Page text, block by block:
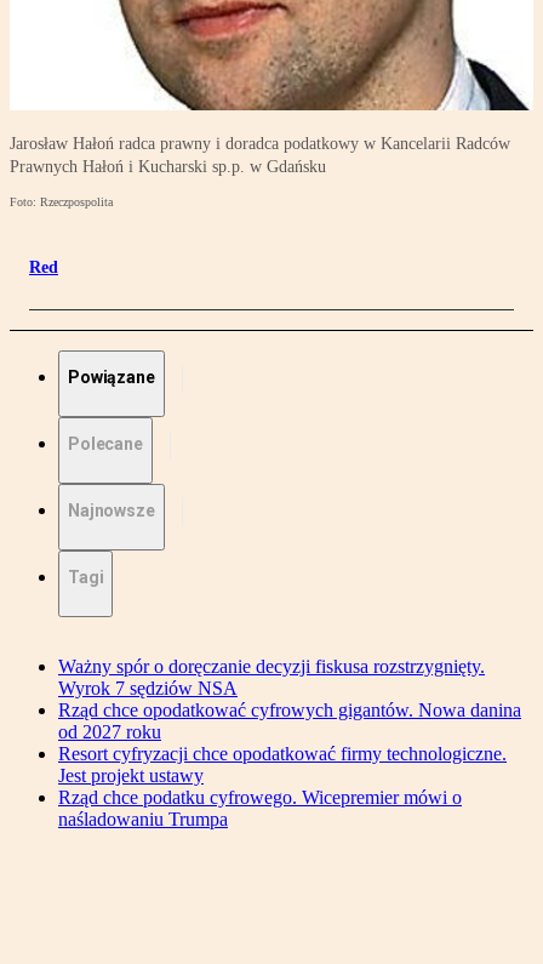
Jarosław Hałoń radca prawny i doradca podatkowy w Kancelarii Radców
Prawnych Hałoń i Kucharski sp.p. w Gdańsku
Foto: Rzeczpospolita
Red
Powiązane
Polecane
Najnowsze
Tagi
Ważny spór o doręczanie decyzji fiskusa rozstrzygnięty.
Wyrok 7 sędziów NSA
Rząd chce opodatkować cyfrowych gigantów. Nowa danina
od 2027 roku
Resort cyfryzacji chce opodatkować firmy technologiczne.
Jest projekt ustawy
Rząd chce podatku cyfrowego. Wicepremier mówi o
naśladowaniu Trumpa